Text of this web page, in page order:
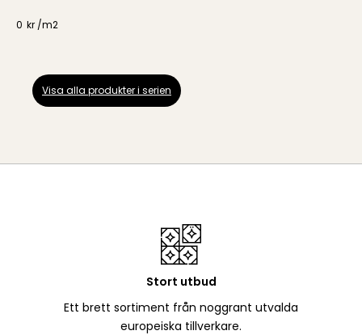
0 kr /m2
Visa alla produkter i serien
Stort utbud
Ett brett sortiment från noggrant utvalda
europeiska tillverkare.